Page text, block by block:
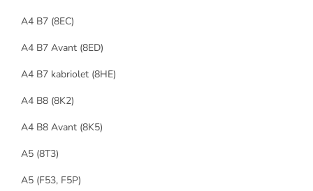
A4 B7 (8EC)
A4 B7 Avant (8ED)
A4 B7 kabriolet (8HE)
A4 B8 (8K2)
A4 B8 Avant (8K5)
A5 (8T3)
A5 (F53, F5P)